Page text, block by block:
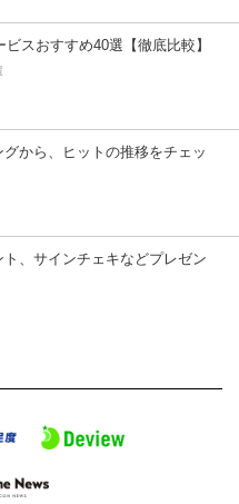
スおすすめ40選【徹底比較】
から、ヒットの推移をチェッ
、サインチェキなどプレゼン